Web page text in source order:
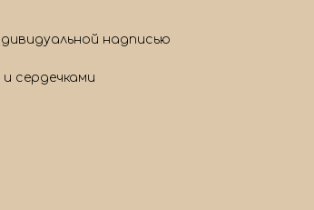
надписью
сердечками